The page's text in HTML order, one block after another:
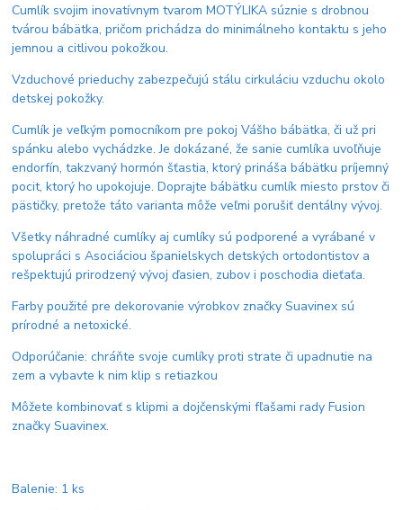
Cumlík svojim inovatívnym tvarom MOTÝLIKA súznie s drobnou
tvárou bábätka, pričom prichádza do minimálneho kontaktu s jeho
jemnou a citlivou pokožkou.
Vzduchové prieduchy zabezpečujú stálu cirkuláciu vzduchu okolo
detskej pokožky.
Cumlík je veľkým pomocníkom pre pokoj Vášho bábätka, či už pri
spánku alebo vychádzke. Je dokázané, že sanie cumlíka uvoľňuje
endorfín, takzvaný hormón šťastia, ktorý prináša bábätku príjemný
pocit, ktorý ho upokojuje. Doprajte bábätku cumlík miesto prstov či
pästičky, pretože táto varianta môže veľmi porušiť dentálny vývoj.
Všetky náhradné cumlíky aj cumlíky sú podporené a vyrábané v
spolupráci s Asociáciou španielskych detských ortodontistov a
rešpektujú prirodzený vývoj ďasien, zubov i poschodia dieťaťa.
Farby použité pre dekorovanie výrobkov značky Suavinex sú
prírodné a netoxické.
Odporúčanie: chráňte svoje cumlíky proti strate či upadnutie na
zem a vybavte k nim klip s retiazkou
Môžete kombinovať s klipmi a dojčenskými fľašami rady Fusion
značky Suavinex.
Balenie: 1 ks